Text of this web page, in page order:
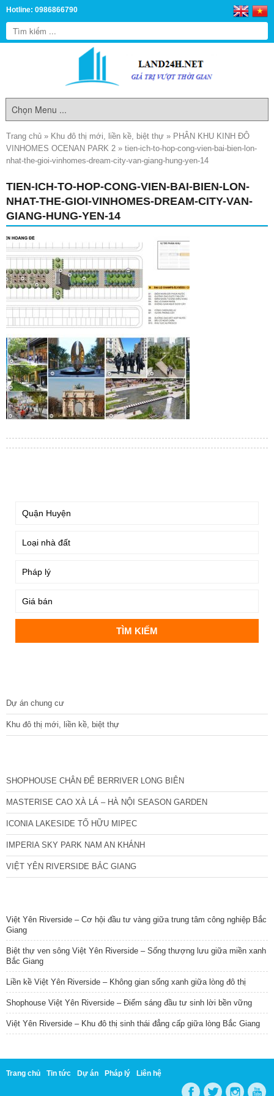
Hotline: 0986866790
Trang chủ » Khu đô thị mới, liền kề, biệt thự » PHÂN KHU KINH ĐÔ
VINHOMES OCENAN PARK 2 » tien-ich-to-hop-cong-vien-bai-bien-lon-
nhat-the-gioi-vinhomes-dream-city-van-giang-hung-yen-14
TIEN-ICH-TO-HOP-CONG-VIEN-BAI-BIEN-LON-
NHAT-THE-GIOI-VINHOMES-DREAM-CITY-VAN-
GIANG-HUNG-YEN-14
Dự án chung cư
Khu đô thị mới, liền kề, biệt thự
SHOPHOUSE CHÂN ĐẾ BERRIVER LONG BIÊN
MASTERISE CAO XÀ LÁ – HÀ NỘI SEASON GARDEN
ICONIA LAKESIDE TỐ HỮU MIPEC
IMPERIA SKY PARK NAM AN KHÁNH
VIỆT YÊN RIVERSIDE BẮC GIANG
Việt Yên Riverside – Cơ hội đầu tư vàng giữa trung tâm công nghiệp Bắc
Giang
Biệt thự ven sông Việt Yên Riverside – Sống thượng lưu giữa miền xanh
Bắc Giang
Liền kề Việt Yên Riverside – Không gian sống xanh giữa lòng đô thị
Shophouse Việt Yên Riverside – Điểm sáng đầu tư sinh lời bền vững
Việt Yên Riverside – Khu đô thị sinh thái đẳng cấp giữa lòng Bắc Giang
Trang chủ Tin tức Dự án Pháp lý Liên hệ